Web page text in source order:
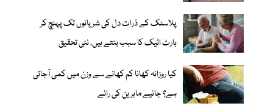
پلاسٹک کے ذرات دل کی شریانوں تک پہنچ کر
ہارٹ اٹیک کا سبب بنتے ہیں، نئی تحقیق
کیا روزانہ کھانا کم کھانے سے وزن میں کمی آجاتی
ہے؟ جانیے ماہرین کی رائے